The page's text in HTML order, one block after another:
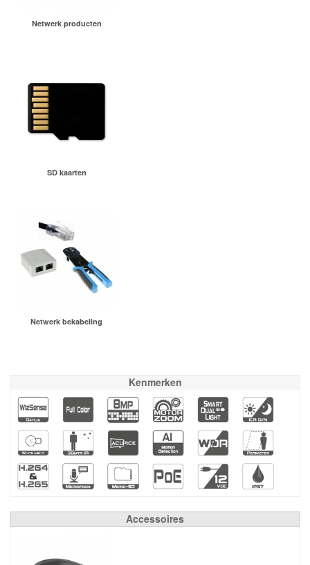
Netwerk producten
SD kaarten
Netwerk bekabeling
Kenmerken
Accessoires